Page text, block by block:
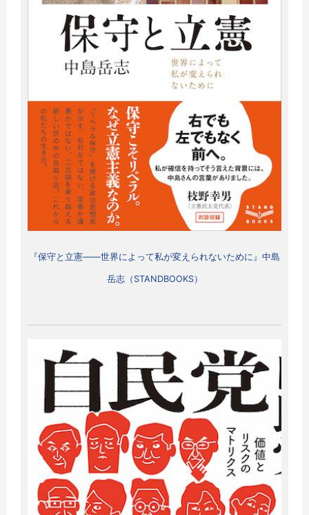
『保守と立憲――世界によって私が変えられないために 』中島
岳志（STANDBOOKS）